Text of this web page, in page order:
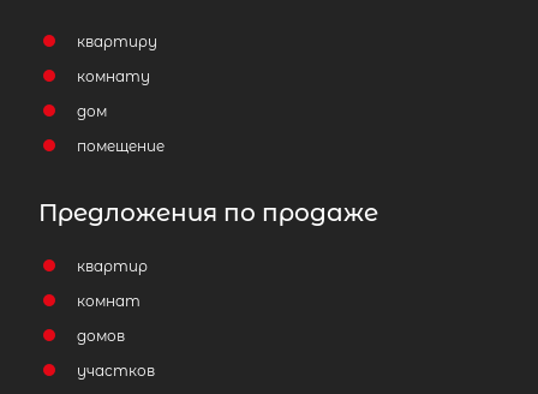
квартиру
комнату
дом
помещение
Предложения по продаже
квартир
комнат
домов
участков